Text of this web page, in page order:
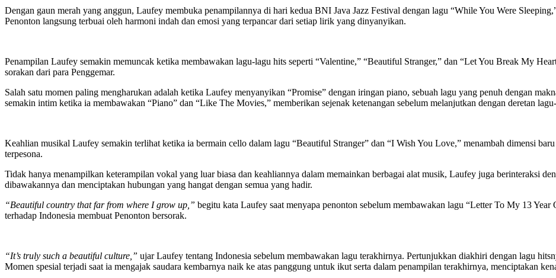
Dengan gaun merah yang anggun, Laufey membuka penampilannya di hari kedua BNI Java Jazz Festival dengan lagu “While You Were
Penonton langsung terbuai oleh harmoni indah dan emosi yang terpancar dari setiap lirik yang dinyanyikan.
Penampilan Laufey semakin memuncak ketika membawakan lagu-lagu hits seperti “Valentine,” “Beautiful Stranger,” dan “Let You Break My
sorakan dari para Penggemar.
Salah satu momen paling mengharukan adalah ketika Laufey menyanyikan “Promise” dengan iringan piano, sebuah lagu yang penuh dengan
semakin intim ketika ia membawakan “Piano” dan “Like The Movies,” memberikan sejenak ketenangan sebelum melanjutkan dengan deretan
Keahlian musikal Laufey semakin terlihat ketika ia bermain cello dalam lagu “Beautiful Stranger” dan “I Wish You Love,” menambah dimensi
terpesona.
Tidak hanya menampilkan keterampilan vokal yang luar biasa dan keahliannya dalam memainkan berbagai alat musik, Laufey juga berinteraksi
dibawakannya dan menciptakan hubungan yang hangat dengan semua yang hadir.
“Beautiful country that far from where I grow up,” begitu kata Laufey saat menyapa penonton sebelum membawakan lagu “Letter To My 13
terhadap Indonesia membuat Penonton bersorak.
“It’s truly such a beautiful culture,” ujar Laufey tentang Indonesia sebelum membawakan lagu terakhirnya. Pertunjukkan diakhiri dengan lagu
Momen spesial terjadi saat ia mengajak saudara kembarnya naik ke atas panggung untuk ikut serta dalam penampilan terakhirnya, menciptakan